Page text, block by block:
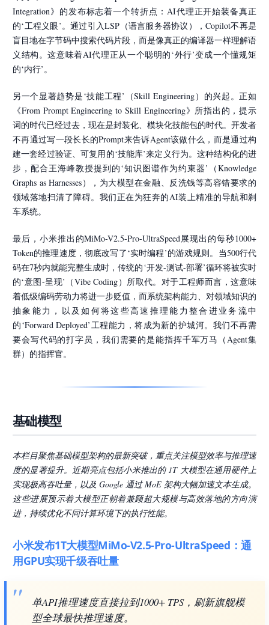
Integration》的发布标志着一个转折点：AI代理正开始装备真正
的‘工程义眼’。通过引入LSP（语言服务器协议），Copilot不再是
盲目地在字节码中搜索代码片段，而是像真正的编译器一样理解语
义结构。这意味着AI代理正从一个聪明的‘外行’变成一个懂规矩
的‘内行’。
另一个显著趋势是‘技能工程’（Skill Engineering）的兴起。正如
《From Prompt Engineering to Skill Engineering》所指出的，提示
词的时代已经过去，现在是封装化、模块化技能包的时代。开发者
不再通过写一段长长的Prompt来告诉Agent该做什么，而是通过构
建一套经过验证、可复用的‘技能库’来定义行为。这种结构化的进
步，配合王海峰教授提到的‘知识图谱作为约束器’（Knowledge
Graphs as Harnesses），为大模型在金融、反洗钱等高容错要求的
领域落地扫清了障碍。我们正在为狂奔的AI装上精准的导航和刹
车系统。
最后，小米推出的MiMo-V2.5-Pro-UltraSpeed展现出的每秒1000+
Token的推理速度，彻底改写了‘实时编程’的游戏规则。当500行代
码在7秒内就能完整生成时，传统的‘开发-测试-部署’循环将被实时
的‘意图-呈现’（Vibe Coding）所取代。对于工程师而言，这意味
着低级编码劳动力将进一步贬值，而系统架构能力、对领域知识的
抽象能力，以及如何将这些高速推理能力整合进业务流中
的‘Forward Deployed’工程能力，将成为新的护城河。我们不再需
要会写代码的打字员，我们需要的是能指挥千军万马（Agent集
群）的指挥官。
基础模型
本栏目聚焦基础模型架构的最新突破，重点关注模型效率与推理速
度的显著提升。近期亮点包括小米推出的 1T 大模型在通用硬件上
实现极高吞吐量，以及 Google 通过 MoE 架构大幅加速文本生成。
这些进展预示着大模型正朝着兼顾超大规模与高效落地的方向演
进，持续优化不同计算环境下的执行性能。
小米发布1T大模型MiMo-V2.5-Pro-UltraSpeed：通
用GPU实现千级吞吐量
单API推理速度直接拉到1000+ TPS，刷新旗舰模
型全球最快推理速度。